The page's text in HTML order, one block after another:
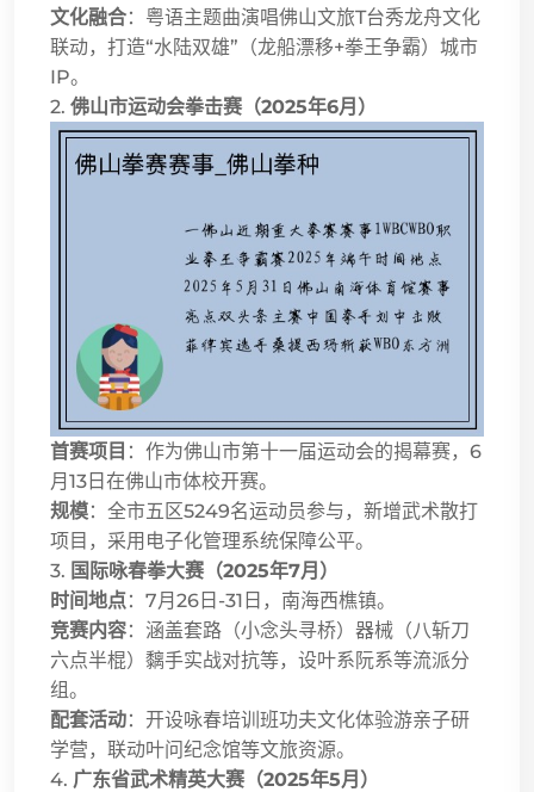
文化融合：粤语主题曲演唱佛山文旅T台秀龙舟文化
联动，打造“水陆双雄”（龙船漂移+拳王争霸）城市
IP。
2. 佛山市运动会拳击赛（2025年6月）
首赛项目 ：作为佛山市第十一届运动会的揭幕赛，6
月13日在佛山市体校开赛。
规模：全市五区5249名运动员参与，新增武术散打
项目，采用电子化管理系统保障公平。
3. 国际咏春拳大赛（2025年7月）
时间地点：7月26日-31日，南海西樵镇。
竞赛内容：涵盖套路（小念头寻桥）器械（八斩刀
六点半棍）黐手实战对抗等，设叶系阮系等流派分
组。
配套活动：开设咏春培训班功夫文化体验游亲子研
学营，联动叶问纪念馆等文旅资源。
4. 广东省武术精英大赛（2025年5月）